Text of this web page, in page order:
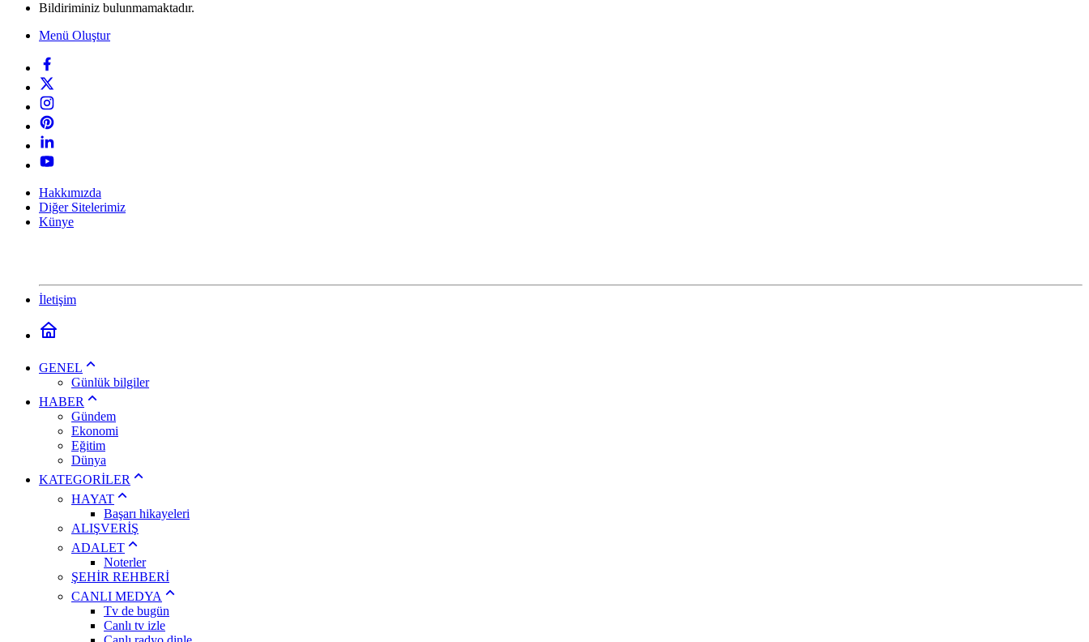
Bildiriminiz bulunmamaktadır.
Menü Oluştur
Hakkımızda
Diğer Sitelerimiz
Künye
İletişim
GENEL
Günlük bilgiler
HABER
Gündem
Ekonomi
Eğitim
Dünya
KATEGORİLER
HAYAT
Başarı hikayeleri
ALIŞVERİŞ
ADALET
Noterler
ŞEHİR REHBERİ
CANLI MEDYA
Tv de bugün
Canlı tv izle